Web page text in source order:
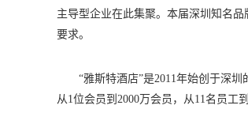
主导型企业在此集聚。本届深圳知名
要求。
“雅斯特酒店”是2011年始创于深
从1位会员到2000万会员，从11名员工